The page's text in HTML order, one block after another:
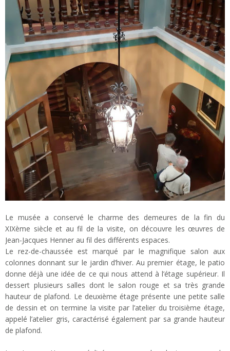
Le musée a conservé le charme des demeures de la fin du
XIXème siècle et au fil de la visite, on découvre les œuvres de
Jean-Jacques Henner au fil des différents espaces.
Le rez-de-chaussée est marqué par le magnifique salon aux
colonnes donnant sur le jardin d’hiver. Au premier étage, le patio
donne déjà une idée de ce qui nous attend à l’étage supérieur. Il
dessert plusieurs salles dont le salon rouge et sa très grande
hauteur de plafond. Le deuxième étage présente une petite salle
de dessin et on termine la visite par l’atelier du troisième étage,
appelé l’atelier gris, caractérisé également par sa grande hauteur
de plafond.